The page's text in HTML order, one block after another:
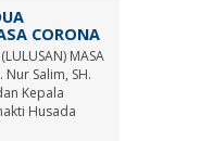
CORONA
MASA
Nur Salim, SH.
Kepala
Husada